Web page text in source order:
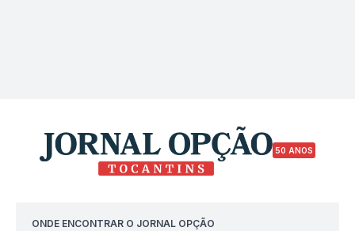
50 ANOS
ONDE ENCONTRAR O JORNAL OPÇÃO